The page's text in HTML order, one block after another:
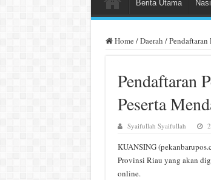
Berita Utama
Home /Daerah /
Pendaftaran
Peserta
Syaifullah Syaifullah
KUANSING
Provinsi Riau yang akan
online.